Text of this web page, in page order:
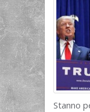
Stanno